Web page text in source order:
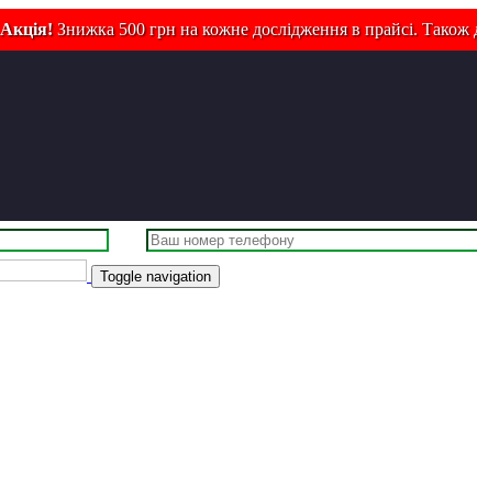
Акція!Знижка 500 грн на кожне дослідження в прайсі. Також
Toggle navigation